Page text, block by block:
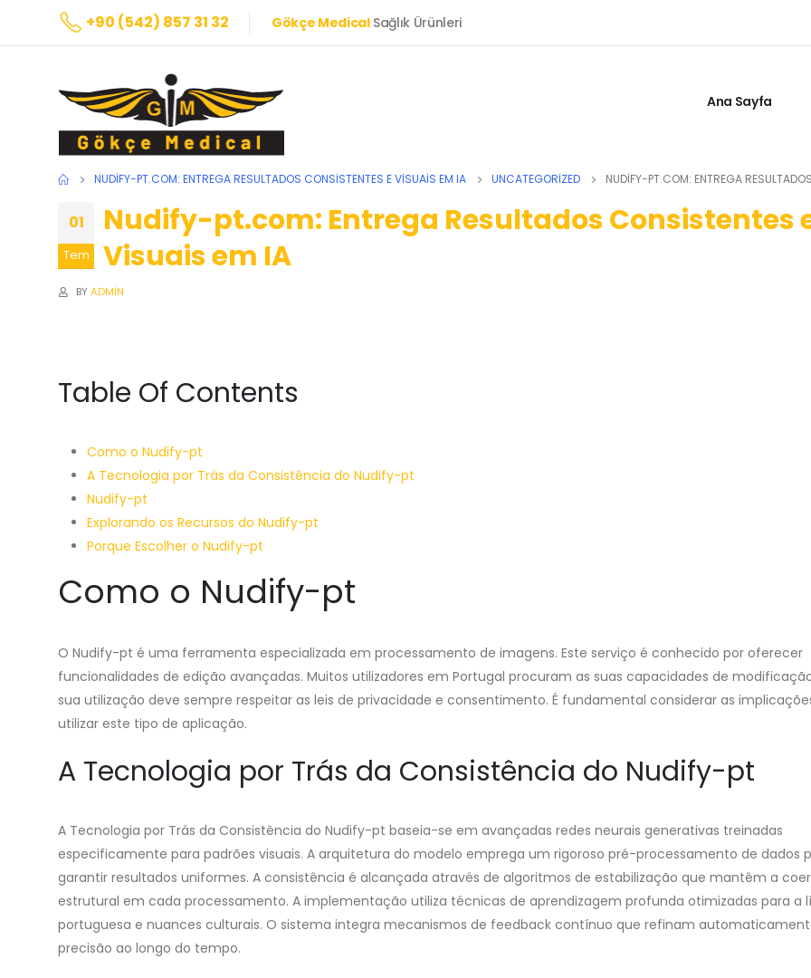
+90 (542) 857 31 32 Gökçe MedicalSağlık Ürünleri
Ana Sayfa
NUDIFY-PT.COM: ENTREGA RESULTADOS CONSISTENTES E VISUAIS EM IA UNCATEGORIZED NUDIFY-PT.COM: ENTREGA
01
Tem
Nudify-pt.com: Entrega Resultados Consistentes
Visuais em IA
BYADMIN
Table Of Contents
Como o Nudify-pt
A Tecnologia por Trás da Consistência do Nudify-pt
Nudify-pt
Explorando os Recursos do Nudify-pt
Porque Escolher o Nudify-pt
Como o Nudify-pt
O Nudify-pt é uma ferramenta especializada em processamento de imagens. Este serviço é conhecido por oferecer
funcionalidades de edição avançadas. Muitos utilizadores em Portugal procuram as suas capacidades de
sua utilização deve sempre respeitar as leis de privacidade e consentimento. É fundamental considerar as
utilizar este tipo de aplicação.
A Tecnologia por Trás da Consistência do Nudify-pt
A Tecnologia por Trás da Consistência do Nudify-pt baseia-se em avançadas redes neurais generativas treinadas
especificamente para padrões visuais. A arquitetura do modelo emprega um rigoroso pré-processamento de dados
garantir resultados uniformes. A consistência é alcançada através de algoritmos de estabilização que mantêm a
estrutural em cada processamento. A implementação utiliza técnicas de aprendizagem profunda otimizadas para a
portuguesa e nuances culturais. O sistema integra mecanismos de feedback contínuo que refinam
precisão ao longo do tempo.